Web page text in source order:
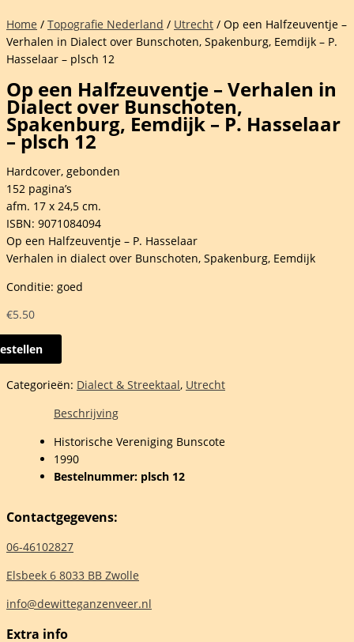
Home / Topografie Nederland / Utrecht / Op een Halfzeuventje –
Verhalen in Dialect over Bunschoten, Spakenburg, Eemdijk – P.
Hasselaar – plsch 12
Op een Halfzeuventje – Verhalen in
Dialect over Bunschoten,
Spakenburg, Eemdijk – P. Hasselaar
– plsch 12
Hardcover, gebonden
152 pagina’s
afm. 17 x 24,5 cm.
ISBN: 9071084094
Op een Halfzeuventje – P. Hasselaar
Verhalen in dialect over Bunschoten, Spakenburg, Eemdijk
Conditie: goed
€5.50
Categorieën: Dialect & Streektaal, Utrecht
Beschrijving
Historische Vereniging Bunscote
1990
Bestelnummer: plsch 12
Contactgegevens:
06-46102827
Elsbeek 6 8033 BB Zwolle
info@dewitteganzenveer.nl
Extra info